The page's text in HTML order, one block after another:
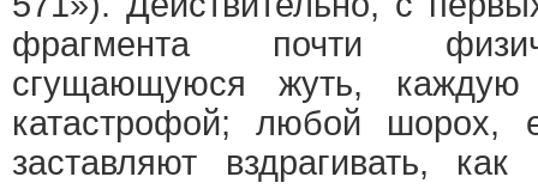
фрагмента почти
сгущающуюся жуть, каждую
катастрофой; любой шорох,
заставляют вздрагивать,